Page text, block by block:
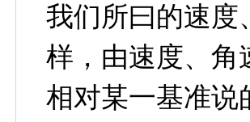
我们所曰的速度
样，由速度、角
相对某一基准说